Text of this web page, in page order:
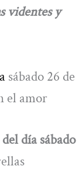
videntes y
sábado 26 de
el amor
día sábado